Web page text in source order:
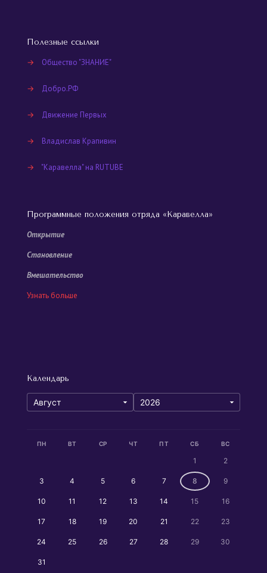
Полезные ссылки
→ Общество "ЗНАНИЕ"
→ Добро.РФ
→ Движение Первых
→ Владислав Крапивин
→ "Каравелла" на RUTUBE
Программные положения отряда «Каравелла»
Открытие
Становление
Вмешательство
Узнать больше
Календарь
ПН ВТ СР ЧТ ПТ СБ ВС
1 2
3 4 5 6 7 8 9
10 11 12 13 14 15 16
17 18 19 20 21 22 23
24 25 26 27 28 29 30
31